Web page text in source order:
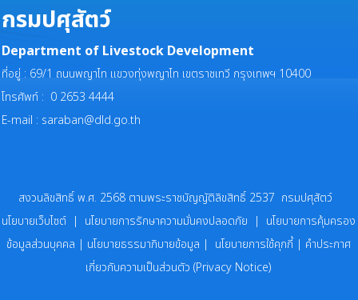
กรมปศุสัตว์
Department of Livestock Development
ที่อยู่ : 69/1 ถนนพญาไท แขวงทุ่งพญาไท เขตราชเทวี กรุงเทพฯ 10400
โทรศัพท์ : 0 2653 4444
E-mail : saraban@dld.go.th
สงวนลิขสิทธิ์ พ.ศ. 2568 ตามพระราชบัญญัติลิขสิทธิ์ 2537 กรมปศุสัตว์
นโยบายเว็บไซต์ | นโยบายการรักษาความมั่นคงปลอดภัย | นโยบายการคุ้มครอง
ข้อมูลส่วนบุคคล | นโยบายธรรมาภิบายข้อมูล | นโยบายการใช้คุกกี้ | คำประกาศ
เกี่ยวกับความเป็นส่วนตัว (Privacy Notice)